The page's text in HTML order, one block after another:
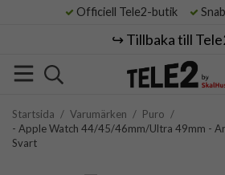
Officiell Tele2-butik
↪️ Tillbaka till
Startsida / Varumärken / Puro /
- Apple Watch 44/45/46mm/Ultra 49mm -
Svart